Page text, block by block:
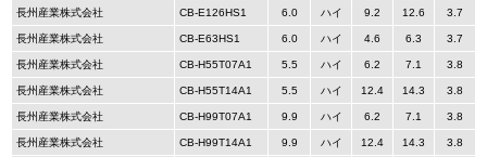
長州産業株式会社 CB-E126HS1 6.0 ハイ 9.2 12.6 3.7
長州産業株式会社 CB-E63HS1 6.0 ハイ 4.6 6.3 3.7
長州産業株式会社 CB-H55T07A1 5.5 ハイ 6.2 7.1 3.8
長州産業株式会社 CB-H55T14A1 5.5 ハイ 12.4 14.3 3.8
長州産業株式会社 CB-H99T07A1 9.9 ハイ 6.2 7.1 3.8
長州産業株式会社 CB-H99T14A1 9.9 ハイ 12.4 14.3 3.8